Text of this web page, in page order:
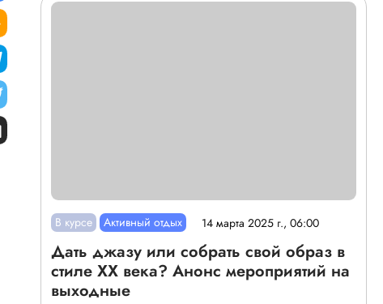
В курсе Активный отдых 14 марта 2025 г., 06:00
Дать джазу или собрать свой образ в
стиле XX века? Анонс мероприятий на
выходные